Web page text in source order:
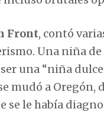
Front, contó
Una niña
una “niña
mudó a
se le había